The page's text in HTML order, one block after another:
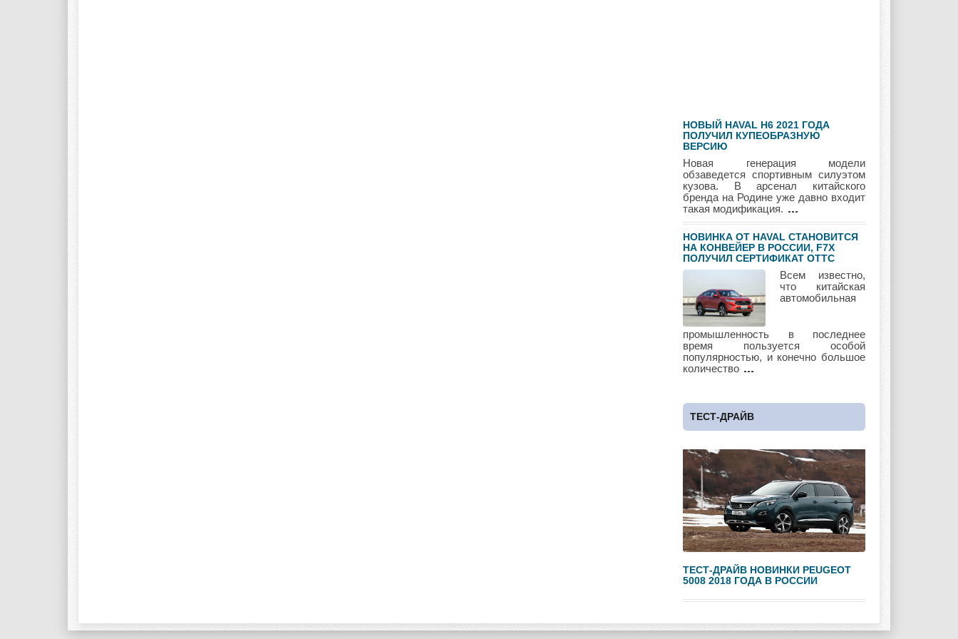
Jaguar Jeep
Lada Lamborghini Lancia
Land Rover Lifan Lexus
Lotus Lincoln
Mercury Mini Mitsubishi
Nissan Opel Pagani
Peugeot Pontiac
НОВЫЙ HAVAL H6 2021 ГОДА
ПОЛУЧИЛ КУПЕОБРАЗНУЮ
ВЕРСИЮ
Новая генерация модели
обзаведется спортивным силуэтом
кузова. В арсенал китайского
бренда на Родине уже давно входит
такая модификация.
НОВИНКА ОТ HAVAL СТАНОВИТСЯ
НА КОНВЕЙЕР В РОССИИ, F7Х
ПОЛУЧИЛ СЕРТИФИКАТ ОТТС
Всем известно,
что китайская
автомобильная
промышленность в последнее
время пользуется особой
популярностью, и конечно большое
количество
ТЕСТ-ДРАЙВ
ТЕСТ-ДРАЙВ НОВИНКИ PEUGEOT
5008 2018 ГОДА В РОССИИ